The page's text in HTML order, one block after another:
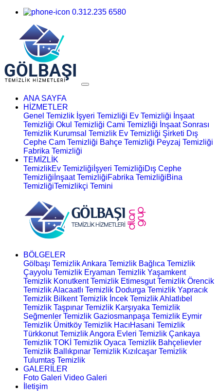
0.312.235 6580
ANA SAYFA
HİZMETLER
Genel Temizlik İşyeri Temizliği Ev Temizliği İnşaat
Temizliği Okul Temizliği Cami Temizliği İnşaat Sonrası
Temizlik Kurumsal Temizlik Ev Temizliği Şirketi Dış
Cephe Cam Temizliği Bahçe Temizliği Peyzaj Temizliği
Fabrika Temizliği
TEMİZLİK
TemizlikEv Temizliği İşyeri TemizliğiDış Cephe
Temizliği İnşaat TemizliğiFabrika TemizliğiBina
TemizliğiTemizlikçi Temini
BÖLGELER
Gölbaşı TemizlikAnkara Temizlik Bağlıca Temizlik
Çayyolu Temizlik Eryaman Temizlik Yaşamkent
Temizlik Konutkent Temizlik Etimesgut Temizlik Örencik
TemizlikAlacaatlı Temizlik Dodurga Temizlik Yapracık
Temizlik Bilkent Temizlik İncek TemizlikAhlatlıbel
Temizlik Taşpınar Temizlik Karşıyaka Temizlik
Seğmenler Temizlik Gaziosmanpaşa Temizlik Eymir
Temizlik Ümitköy Temizlik HacıHasani Temizlik
Türkkonut TemizlikAngora Evleri Temizlik Çankaya
Temizlik TOKİ Temizlik Oyaca Temizlik Bahçelievler
Temizlik Ballıkpınar Temizlik Kızılcaşar Temizlik
Tulumtaş Temizlik
GALERİLER
Foto Galeri Video Galeri
İletişim